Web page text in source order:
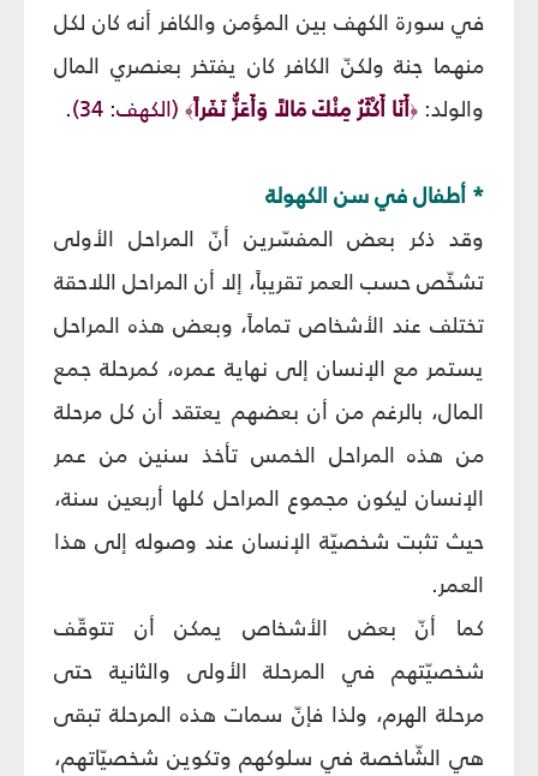
في سورة الكهف بين المؤمن والكافر أنه كان لكل
منهما جنة ولكنّ الكافر كان يفتخر بعنصري المال
والولد: ﴿أَنَا أَكْثَرُ مِنْكَ مَالاً وَأَعَزُّ نَفَراً﴾ (الكهف: 34).
* أطفال في سن الكهولة
وقد ذكر بعض المفسّرين أنّ المراحل الأولى
تشخّص حسب العمر تقريباً، إلا أن المراحل اللاحقة
تختلف عند الأشخاص تماماً، وبعض هذه المراحل
يستمر مع الإنسان إلى نهاية عمره، كمرحلة جمع
المال، بالرغم من أن بعضهم يعتقد أن كل مرحلة
من هذه المراحل الخمس تأخذ سنين من عمر
الإنسان ليكون مجموع المراحل كلها أربعين سنة،
حيث تثبت شخصيّة الإنسان عند وصوله إلى هذا
العمر.
كما أنّ بعض الأشخاص يمكن أن تتوقّف
شخصيّتهم في المرحلة الأولى والثانية حتى
مرحلة الهرم، ولذا فإنّ سمات هذه المرحلة تبقى
هي الشّاخصة في سلوكهم وتكوين شخصيّاتهم،